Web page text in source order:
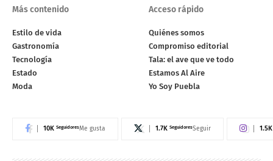
Más contenido
Estilo de vida
Gastronomía
Tecnología
Estado
Moda
Acceso rápido
Quiénes somos
Compromiso editorial
Tala: el ave que ve todo
Estamos Al Aire
Yo Soy Puebla
10K SeguidoresMe gusta 1.7K SeguidoresSeguir 1.5K